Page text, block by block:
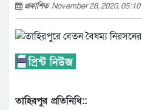
প্রকাশিত November 28, 2020,
তাহিরপুর প্রতিনিধি::